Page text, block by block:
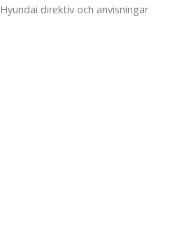
direktiv och anvisningar